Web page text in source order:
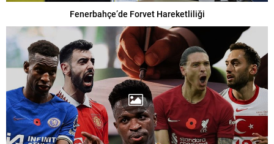
Fenerbahçe’de Forvet Hareketliliği